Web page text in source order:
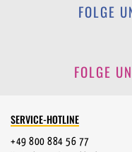
FOLGE
FOLGE
SERVICE-HOTLINE
+49 800 884 56 77